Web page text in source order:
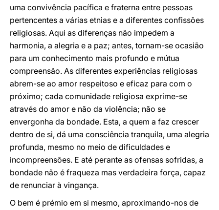
uma convivência pacífica e fraterna entre pessoas
pertencentes a várias etnias e a diferentes confissões
religiosas. Aqui as diferenças não impedem a
harmonia, a alegria e a paz; antes, tornam-se ocasião
para um conhecimento mais profundo e mútua
compreensão. As diferentes experiências religiosas
abrem-se ao amor respeitoso e eficaz para com o
próximo; cada comunidade religiosa exprime-se
através do amor e não da violência; não se
envergonha da bondade. Esta, a quem a faz crescer
dentro de si, dá uma consciência tranquila, uma alegria
profunda, mesmo no meio de dificuldades e
incompreensões. E até perante as ofensas sofridas, a
bondade não é fraqueza mas verdadeira força, capaz
de renunciar à vingança.
O bem é prémio em si mesmo, aproximando-nos de